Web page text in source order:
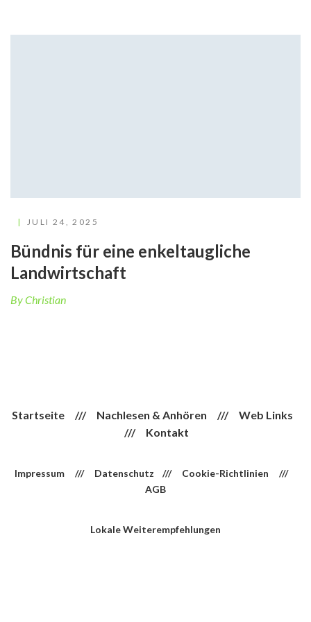
JULI 24, 2025
Bündnis für eine enkeltaugliche
Landwirtschaft
By Christian
Startseite /// Nachlesen & Anhören /// Web Links
/// Kontakt
Impressum /// Datenschutz /// Cookie-Richtlinien ///
AGB
Lokale Weiterempfehlungen